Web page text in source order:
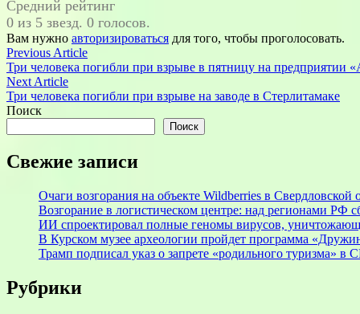
Средний рейтинг
0 из 5 звезд. 0 голосов.
Вам нужно авторизироваться для того, чтобы проголосовать.
Навигация
по
записям
Previous ArticlePrevious
article:
Три человека погибли при взрыве в пятницу на предприятии
Next ArticleNext
article:
Три человека погибли при взрыве на заводе в Стерлитамаке
Поиск
Поиск
Свежие записи
Очаги возгорания на объекте Wildberries в Свердловской
Возгорание в логистическом центре: над регионами РФ
ИИ спроектировал полные геномы вирусов,
В Курском музее археологии пройдет программа
Трамп подписал указ о запрете «родильного туризма»
Рубрики